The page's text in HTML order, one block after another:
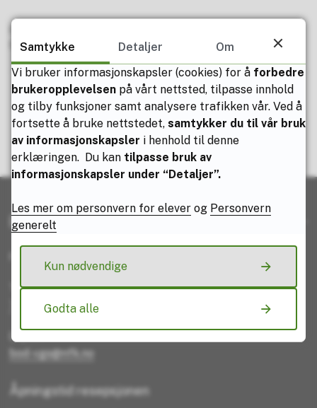
Sist endret 05.02.2025 15.07
Fant du det du lette etter?
Ja Nei
Kontaktinfo
Telefon
75651500
E-post
bod-vgs@nfk.no
Åpningstid resepsjonen
Samtykke Detaljer
Om
Vi bruker informasjonskapsler (cookies) for å forbedre
brukeropplevelsen på vårt nettsted, tilpasse innhold
og tilby funksjoner samt analysere trafikken vår. Ved å
fortsette å bruke nettstedet, samtykker du til vår bruk
av informasjonskapsler i henhold til denne
erklæringen. Du kan tilpasse bruk av
informasjonskapsler under “Detaljer”.
Les mer om personvern for elever og Personvern
generelt
Kun nødvendige
Godta alle